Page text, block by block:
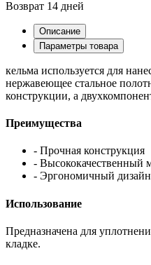
Возврат 14 дней
Описание
Параметры товара
кельма используется для
нержавеющее стальное
конструкции, а
Преимущества
- Прочная конструкция
- Высококачественный
- Эргономичный дизайн
Использование
Предназначена для
кладке.